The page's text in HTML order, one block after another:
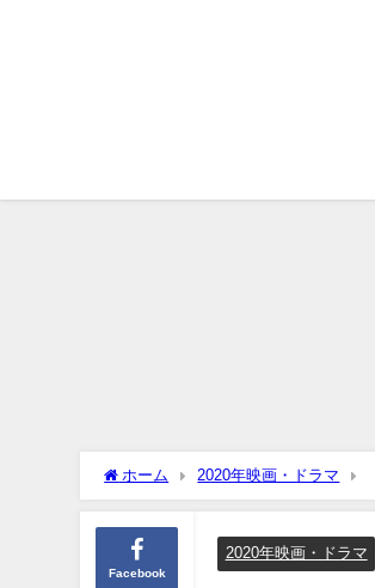
ホーム 2020年映画・ドラマ
Facebook
2020年映画・ドラマ